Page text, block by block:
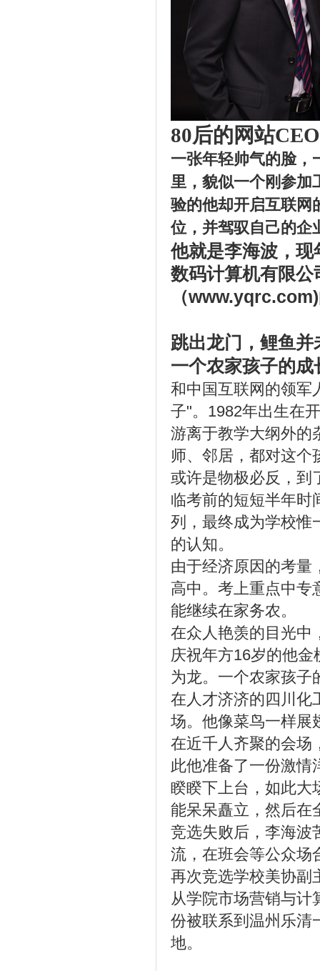
80后的网站CEO
一张年轻帅气的脸，
里，貌似一个刚参加
验的他却开启互联
位，并驾驭自己的企
他就是李海波，
数码计算机有限
（
跳出龙门，鲤鱼
一个农家孩子的
和中国互联网的领军
子"。1982年出生在
游离于教学大纲外的
师、邻居，都对这个
或许是物极必反，到
临考前的短短半年时
列，最终成为学校惟
的认知。
由于经济原因的考量
高中。考上重点中专
能继续在家务农。
在众人艳羡的目光中
庆祝年方16岁的他
为龙。一个农家孩子
在人才济济的四川化
场。他像菜鸟一样展
在近千人齐聚的会场
此他准备了一份激情
睽睽下上台，如此大
能呆呆矗立，然后在
竞选失败后，李海波
流，在班会等公众场
再次竞选学校美协副
从学院市场营销与计
份被联系到温州乐清
地。